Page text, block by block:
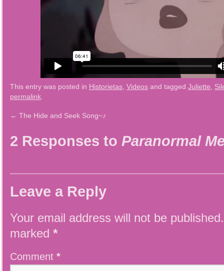
This entry was posted in Historietas Videos and tagged Juliette
permalink
← The Hide and Seek Song~♪
2 Responses to Paranormal
Leave a Reply
Your email address will not be published.
marked *
Comment *